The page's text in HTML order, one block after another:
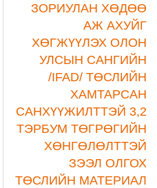
ЗОРИУЛАН ХӨДӨӨ
АЖ АХУЙГ
ХӨГЖҮҮЛЭХ ОЛОН
УЛСЫН САНГИЙН
/IFAD/ ТӨСЛИЙН
ХАМТАРСАН
САНХҮҮЖИЛТТЭЙ 3,2
ТЭРБУМ ТӨГРӨГИЙН
ХӨНГӨЛӨЛТТЭЙ
ЗЭЭЛ ОЛГОХ
ТӨСЛИЙН МАТЕРИАЛ